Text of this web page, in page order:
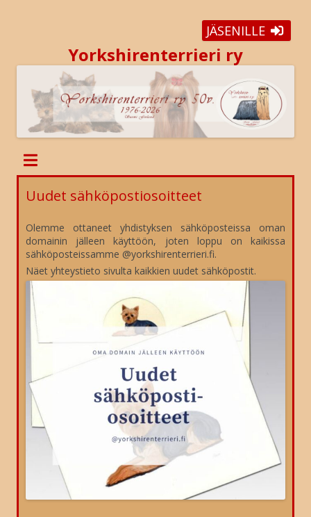
JÄSENILLE
Yorkshirenterrieri ry
Uudet sähköpostiosoitteet
Olemme ottaneet yhdistyksen sähköposteissa oman
domainin jälleen käyttöön, joten loppu on kaikissa
sähköposteissamme @yorkshirenterrieri.fi.
Näet yhteystieto sivulta kaikkien uudet sähköpostit.